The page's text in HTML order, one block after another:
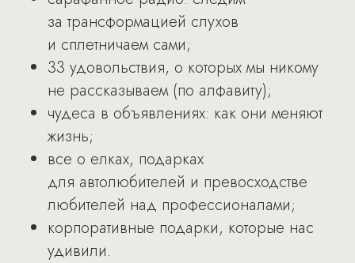
за трансформацией слухов
и сплетничаем сами;
33 удовольствия, о которых мы никому
не рассказываем (по алфавиту);
чудеса в объявлениях: как они меняют
жизнь;
все о елках, подарках
для автолюбителей и превосходстве
любителей над профессионалами;
корпоративные подарки, которые нас
удивили.